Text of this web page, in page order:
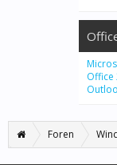
Office
Foren